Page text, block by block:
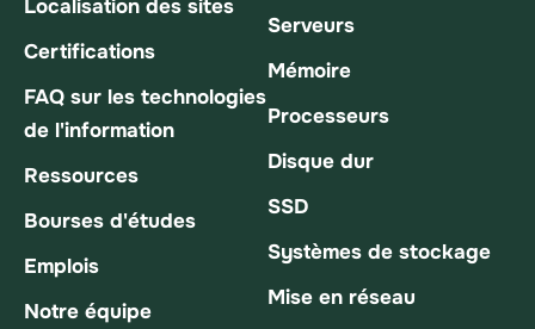
Localisation des sites
Certifications
FAQ sur les technologies
de l'information
Ressources
Bourses d'études
Emplois
Notre équipe
Serveurs
Mémoire
Processeurs
Disque dur
SSD
Systèmes de stockage
Mise en réseau